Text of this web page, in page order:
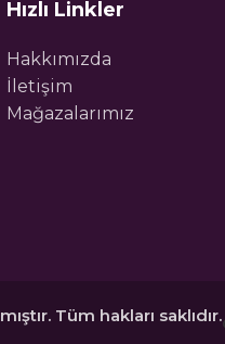
Hızlı Linkler
Hakkımızda
İletişim
Mağazalarımız
Tüm hakları saklıdır.